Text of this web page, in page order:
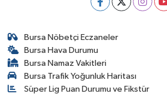
Bursa Nöbetçi Eczaneler
Bursa Hava Durumu
Bursa Namaz Vakitleri
Bursa Trafik Yoğunluk Haritası
Süper Lig Puan Durumu ve Fikstür